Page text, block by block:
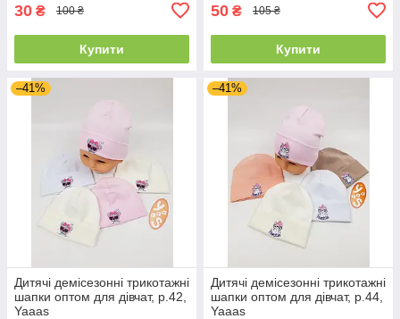
30 ₴ 100 ₴
Купити
50 ₴ 105 ₴
Купити
–41%
Дитячі демісезонні трикотажні
шапки оптом для дівчат, р.42,
Yaaas
–41%
Дитячі демісезонні трикотажні
шапки оптом для дівчат, р.44,
Yaaas